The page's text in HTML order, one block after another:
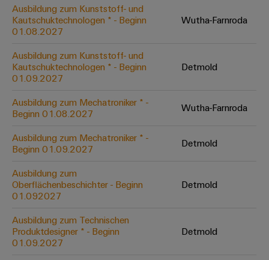
Öl
&
Sicherer
Betrieb
mit
Lösungen
für
Prozessindustrie
Mehr
Ressourceneffizienz
durch
Schaltschrankbau
Lösungen
Industrial
Automation
Industrial
IoT
Industrial
Security
Industrial
Service
Platform
easyConnect
Regler
I/O-
Systeme
Industrial
Ethernet
Touch-
Panels
Engineering-
Visualisierungstools
Energiemessung
und
Smart
Metering
Webinare
PSIRT
Digitale
Bestellmöglichkeiten
eShop
OCI-
EDI-
Schnittstelle
ALLE
SERVICES
Automation
Solution
finden
Solution
Partner
-
Systemintegratoren
Messen
&
Globale
Messen
Stellenbörse
Entwicklung
Ausbildung zum Kunststoff- und
Kautschuktechnologen * - Beginn
01.08.2027
Wutha-Farnroda
Ausbildung zum Kunststoff- und
Kautschuktechnologen * - Beginn
01.09.2027
Detmold
Ausbildung zum Mechatroniker * -
Beginn 01.08.2027
Wutha-Farnroda
Ausbildung zum Mechatroniker * -
Beginn 01.09.2027
Detmold
Ausbildung zum
Oberflächenbeschichter - Beginn
01.092027
Detmold
Ausbildung zum Technischen
Produktdesigner * - Beginn
01.09.2027
Detmold